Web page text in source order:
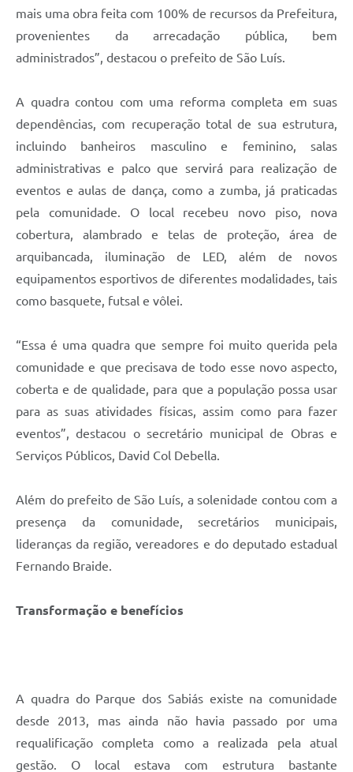
mais uma obra feita com 100% de recursos da Prefeitura,
provenientes da arrecadação pública, bem
administrados”, destacou o prefeito de São Luís.
A quadra contou com uma reforma completa em suas
dependências, com recuperação total de sua estrutura,
incluindo banheiros masculino e feminino, salas
administrativas e palco que servirá para realização de
eventos e aulas de dança, como a zumba, já praticadas
pela comunidade. O local recebeu novo piso, nova
cobertura, alambrado e telas de proteção, área de
arquibancada, iluminação de LED, além de novos
equipamentos esportivos de diferentes modalidades, tais
como basquete, futsal e vôlei.
“Essa é uma quadra que sempre foi muito querida pela
comunidade e que precisava de todo esse novo aspecto,
coberta e de qualidade, para que a população possa usar
para as suas atividades físicas, assim como para fazer
eventos”, destacou o secretário municipal de Obras e
Serviços Públicos, David Col Debella.
Além do prefeito de São Luís, a solenidade contou com a
presença da comunidade, secretários municipais,
lideranças da região, vereadores e do deputado estadual
Fernando Braide.
Transformação e benefícios
A quadra do Parque dos Sabiás existe na comunidade
desde 2013, mas ainda não havia passado por uma
requalificação completa como a realizada pela atual
gestão. O local estava com estrutura bastante